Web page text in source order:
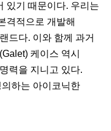
있기 때문이다. 우리는
격적으로 개발해
드다. 이와 함께 과거
케이스 역시
력을 지니고 있다.
하는 아이코닉한